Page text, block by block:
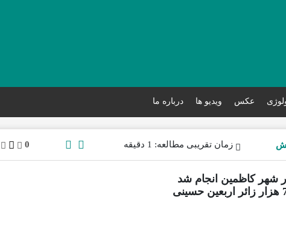
عکس ویدیو ها درباره ما
زمان تقریبی مطالعه: 1 دقیقه 0
شهر کاظمین انجام شد